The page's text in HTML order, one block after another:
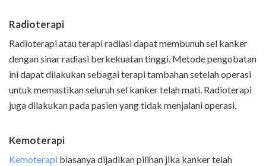
Radioterapi
Radioterapi atau terapi radiasi dapat membunuh sel kanker
dengan sinar radiasi berkekuatan tinggi. Metode pengobatan
ini dapat dilakukan sebagai terapi tambahan setelah operasi
untuk memastikan seluruh sel kanker telah mati. Radioterapi
juga dilakukan pada pasien yang tidak menjalani operasi.
Kemoterapi
Kemoterapi biasanya dijadikan pilihan jika kanker telah